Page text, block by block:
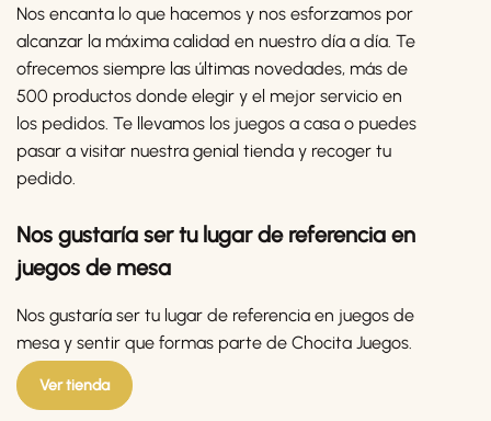
Nos encanta lo que hacemos y nos esforzamos por
alcanzar la máxima calidad en nuestro día a día. Te
ofrecemos siempre las últimas novedades, más de
500 productos donde elegir y el mejor servicio en
los pedidos. Te llevamos los juegos a casa o puedes
pasar a visitar nuestra genial tienda y recoger tu
pedido.
Nos gustaría ser tu lugar de referencia en
juegos de mesa
Nos gustaría ser tu lugar de referencia en juegos de
mesa y sentir que formas parte de Chocita Juegos.
Ver tienda